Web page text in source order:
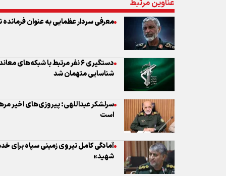
شناسایی متهمان شد
آمادگی کامل نیروی زمینی سپاه برای
دعوت سپاه از آحاد مردم برای حضوری